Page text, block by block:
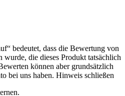
bedeutet, dass die Bewertung von
wurde, die dieses Produkt tatsächlich
können aber grundsätzlich
bei uns haben. Hinweis schließen